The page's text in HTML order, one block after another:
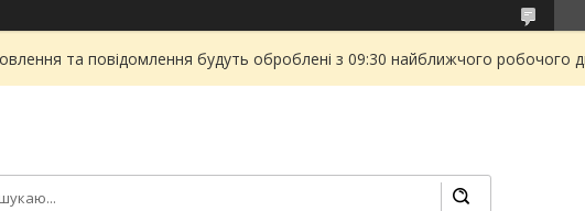
та повідомлення будуть оброблені з 09:30 найближчого робочого